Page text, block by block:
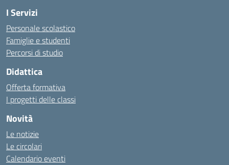
I Servizi
Personale scolastico
Famiglie e studenti
Percorsi di studio
Didattica
Offerta formativa
I progetti delle classi
Novità
Le notizie
Le circolari
Calendario eventi